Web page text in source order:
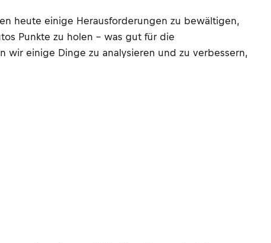
heute einige Herausforderungen zu bewältigen,
Punkte zu holen – was gut für die
wir einige Dinge zu analysieren und zu verbessern,